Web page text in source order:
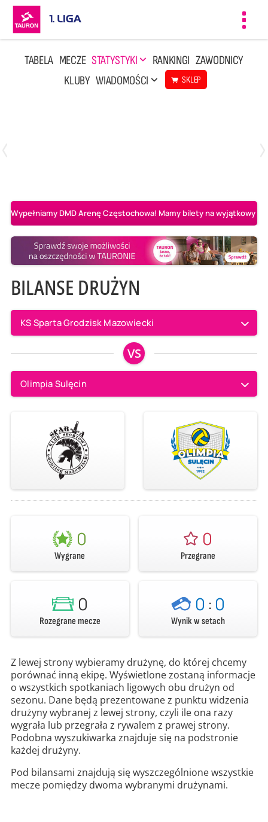
TABELA MECZE STATYSTYKI RANKINGI ZAWODNICY
KLUBY WIADOMOŚCI SKLEP
Wypełniamy DMD Arenę Częstochowa! Mamy bilety na wyjątkowy
BILANSE DRUŻYN
KS Sparta Grodzisk Mazowiecki
VS
Olimpia Sulęcin
0
Wygrane
0
Przegrane
0
Rozegrane mecze
0 : 0
Wynik w setach
Z lewej strony wybieramy drużynę, do której chcemy
porównać inną ekipę. Wyświetlone zostaną informacje
o wszystkich spotkaniach ligowych obu drużyn od
sezonu. Dane będą prezentowane z punktu widzenia
drużyny wybranej z lewej strony, czyli ile ona razy
wygrała lub przegrała z rywalem z prawej strony.
Podobna wyszukiwarka znajduje się na podstronie
każdej drużyny.
Pod bilansami znajdują się wyszczególnione wszystkie
mecze pomiędzy dwoma wybranymi drużynami.